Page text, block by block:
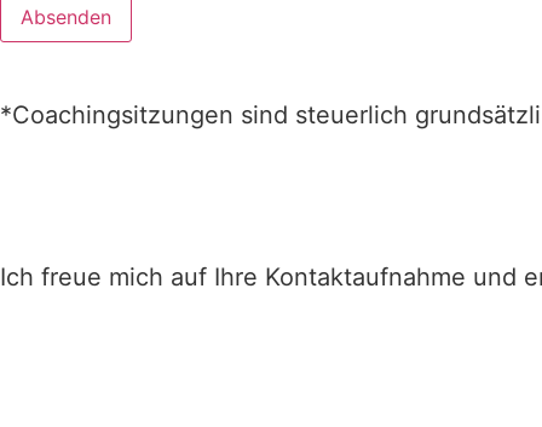
Absenden
*Coachingsitzungen sind steuerlich
Ich freue mich auf Ihre Kontaktaufnahme und